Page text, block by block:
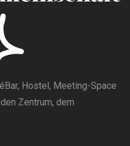
Hostel, Meeting-Space
Zentrum, dem